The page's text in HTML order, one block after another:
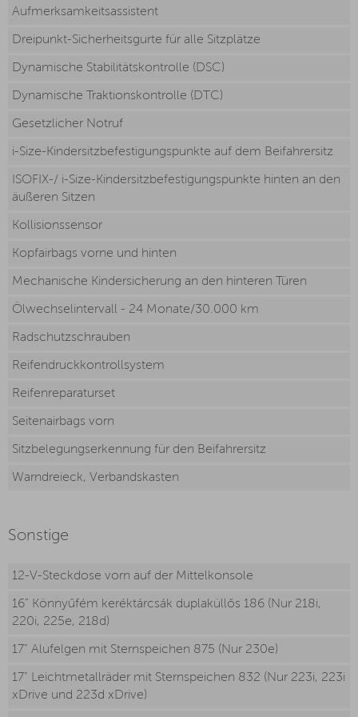
Aufmerksamkeitsassistent
Dreipunkt-Sicherheitsgurte für alle Sitzplätze
Dynamische Stabilitätskontrolle (DSC)
Dynamische Traktionskontrolle (DTC)
Gesetzlicher Notruf
i-Size-Kindersitzbefestigungspunkte auf dem Beifahrersitz
ISOFIX-/ i-Size-Kindersitzbefestigungspunkte hinten an den
äußeren Sitzen
Kollisionssensor
Kopfairbags vorne und hinten
Mechanische Kindersicherung an den hinteren Türen
Ölwechselintervall - 24 Monate/30.000 km
Radschutzschrauben
Reifendruckkontrollsystem
Reifenreparaturset
Seitenairbags vorn
Sitzbelegungserkennung für den Beifahrersitz
Warndreieck, Verbandskasten
Sonstige
12-V-Steckdose vorn auf der Mittelkonsole
16" Könnyűfém keréktárcsák duplaküllős 186 (Nur 218i,
220i, 225e, 218d)
17" Alufelgen mit Sternspeichen 875 (Nur 230e)
17" Leichtmetallräder mit Sternspeichen 832 (Nur 223i, 223i
xDrive und 223d xDrive)